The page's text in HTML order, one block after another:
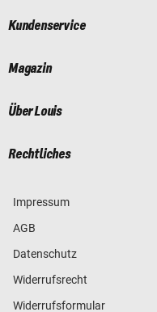
Kundenservice
Magazin
Über Louis
Rechtliches
Impressum
AGB
Datenschutz
Widerrufsrecht
Widerrufsformular